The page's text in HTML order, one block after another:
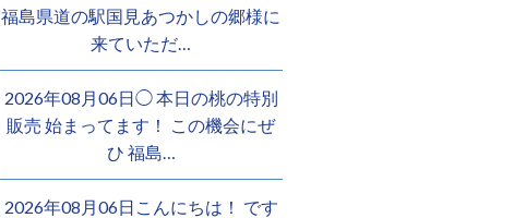
福島県道の駅国見あつかしの郷様に
来ていただ…
2026年08月06日◯ 本日の桃の特別
販売 始まってます！ この機会にぜ
ひ 福島…
2026年08月06日こんにちは！ です